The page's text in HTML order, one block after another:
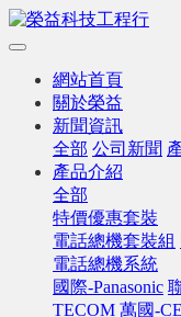
網站首頁
關於榮益
新聞資訊
全部 公司新聞
產品介紹
全部
特價優惠套裝
電話總機套裝組
電話總機系統
國際-Panasonic
TECOM 萬國-